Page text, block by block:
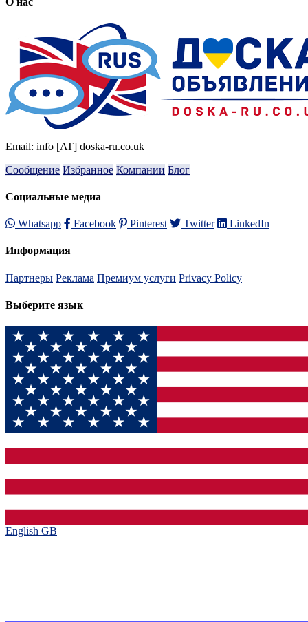
Email: info [AT] doska-ru.co.uk
Сообщение Избранное Компании Блог
Социальные медиа
Whatsapp Facebook Pinterest Twitter LinkedIn
Информация
Партнеры Реклама Премиум услуги Privacy Policy
Выберите язык
English GB‎